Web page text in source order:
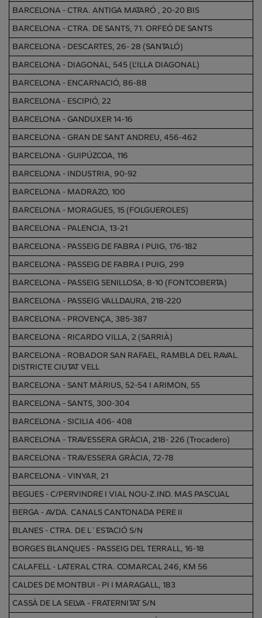
BARCELONA - CTRA. ANTIGA MATARÓ , 20-20 BIS
BARCELONA - CTRA. DE SANTS, 71. ORFEÓ DE SANTS
BARCELONA - DESCARTES, 26- 28 (SANTALÓ)
BARCELONA - DIAGONAL, 545 (L'ILLA DIAGONAL)
BARCELONA - ENCARNACIÓ, 86-88
BARCELONA - ESCIPIÓ, 22
BARCELONA - GANDUXER 14-16
BARCELONA - GRAN DE SANT ANDREU, 456-462
BARCELONA - GUIPÚZCOA, 116
BARCELONA - INDUSTRIA, 90-92
BARCELONA - MADRAZO, 100
BARCELONA - MORAGUES, 15 (FOLGUEROLES)
BARCELONA - PALENCIA, 13-21
BARCELONA - PASSEIG DE FABRA I PUIG, 176-182
BARCELONA - PASSEIG DE FABRA I PUIG, 299
BARCELONA - PASSEIG SENILLOSA, 8-10 (FONTCOBERTA)
BARCELONA - PASSEIG VALLDAURA, 218-220
BARCELONA - PROVENÇA, 385-387
BARCELONA - RICARDO VILLA, 2 (SARRIÀ)
BARCELONA - ROBADOR SAN RAFAEL, RAMBLA DEL RAVAL.
DISTRICTE CIUTAT VELL
BARCELONA - SANT MÀRIUS, 52-54 I ARIMON, 55
BARCELONA - SANTS, 300-304
BARCELONA - SICILIA 406- 408
BARCELONA - TRAVESSERA GRÀCIA, 218- 226 (Trocadero)
BARCELONA - TRAVESSERA GRÀCIA, 72-78
BARCELONA - VINYAR, 21
BEGUES - C/PERVINDRE I VIAL NOU-Z.IND. MAS PASCUAL
BERGA - AVDA. CANALS CANTONADA PERE II
BLANES - CTRA. DE L´ESTACIÓ S/N
BORGES BLANQUES - PASSEIG DEL TERRALL, 16-18
CALAFELL - LATERAL CTRA. COMARCAL 246, KM 56
CALDES DE MONTBUI - PI I MARAGALL, 183
CASSÀ DE LA SELVA - FRATERNITAT S/N